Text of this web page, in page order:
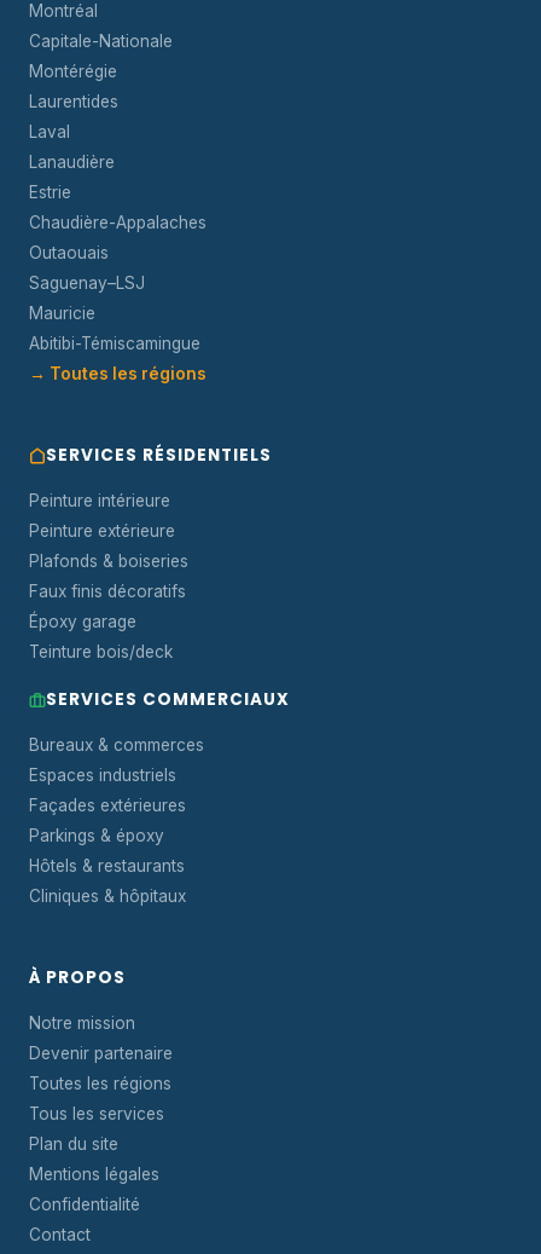
Montréal
Capitale-Nationale
Montérégie
Laurentides
Laval
Lanaudière
Estrie
Chaudière-Appalaches
Outaouais
Saguenay–LSJ
Mauricie
Abitibi-Témiscamingue
→ Toutes les régions
SERVICES RÉSIDENTIELS
Peinture intérieure
Peinture extérieure
Plafonds & boiseries
Faux finis décoratifs
Époxy garage
Teinture bois/deck
SERVICES COMMERCIAUX
Bureaux & commerces
Espaces industriels
Façades extérieures
Parkings & époxy
Hôtels & restaurants
Cliniques & hôpitaux
À PROPOS
Notre mission
Devenir partenaire
Toutes les régions
Tous les services
Plan du site
Mentions légales
Confidentialité
Contact